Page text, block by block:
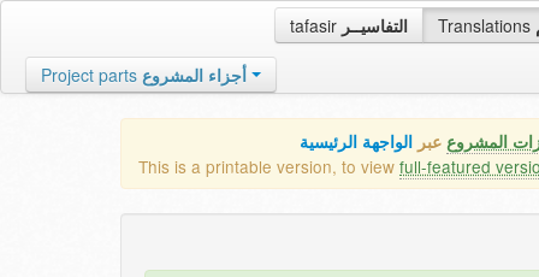
tafasir التفاسيــر Translations
Project parts أجزاء المشروع
المشروع عبر الواجهة الرئيسية
This is a printable version, to view full-featured